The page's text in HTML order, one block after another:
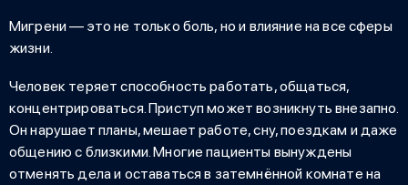
Мигрени — этоне только боль, но и влияние на все сферы
жизни.
Человек теряет способность работать, общаться,
концентрироваться. Приступ может возникнуть внезапно.
Он нарушает планы, мешает работе, сну, поездкам и даже
общению с близкими. Многие пациенты вынуждены
отменять дела и оставаться в затемнённой комнате на